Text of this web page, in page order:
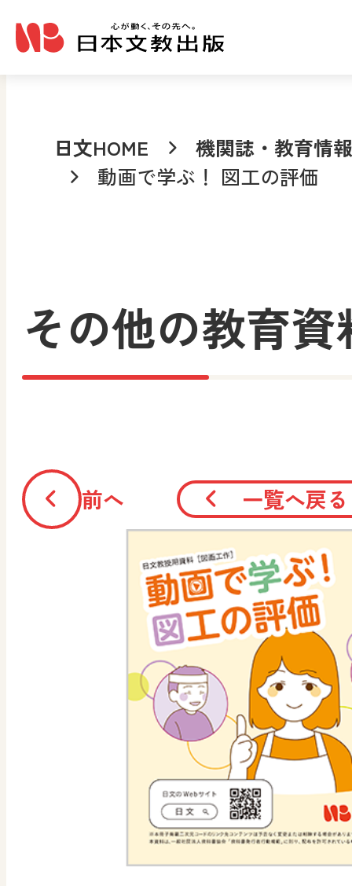
日文HOME
機関誌・教育情報
動画で学ぶ！ 図工の評価
その他の教育資
前へ 一覧へ戻る